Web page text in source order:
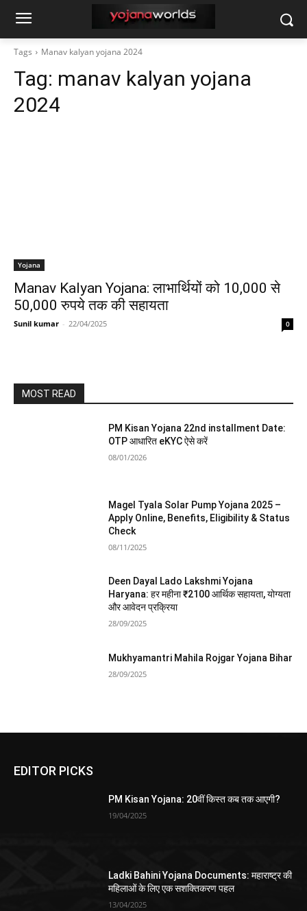
Tags Manav kalyan yojana 2024
Tag: manav kalyan yojana
2024
Yojana
Manav Kalyan Yojana: लाभार्थियों को 10,000 से
50,000 रुपये तक की सहायता
Sunil kumar - 22/04/2025 0
MOST READ
PM Kisan Yojana 22nd installment Date:
OTP आधारित eKYC ऐसे करें
08/01/2026
Magel Tyala Solar Pump Yojana 2025 –
Apply Online, Benefits, Eligibility & Status
Check
08/11/2025
Deen Dayal Lado Lakshmi Yojana
Haryana: हर महीना ₹2100 आर्थिक सहायता, योग्यता
और आवेदन प्रक्रिया
28/09/2025
Mukhyamantri Mahila Rojgar Yojana Bihar
28/09/2025
EDITOR PICKS
PM Kisan Yojana: 20वीं किस्त कब तक आएगी?
19/04/2025
Ladki Bahini Yojana Documents: महाराष्ट्र की
महिलाओं के लिए एक सशक्तिकरण पहल
13/04/2025